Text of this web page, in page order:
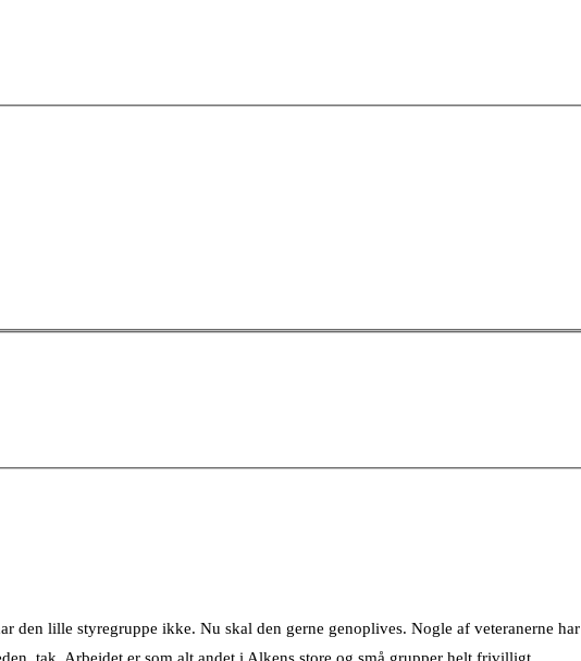
den lille styregruppe ikke. Nu skal den gerne genoplives. Nogle af veteranerne har
tak. Arbejdet er som alt andet i Alkens store og små grupper helt frivilligt.